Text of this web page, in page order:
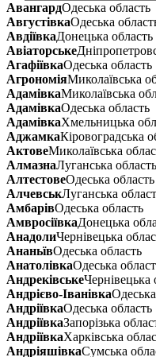
АвангардОдеська область
АвгустівкаОдеська
АвдіївкаДонецька область
Авіаторське
АгафіївкаОдеська область
АгрономіяМиколаївська
АдамівкаМиколаївська
АдамівкаОдеська область
АдамівкаХмельницька
АджамкаКіровоградська
АктовеМиколаївська
АлмазнаЛуганська область
АлтестовеОдеська область
АлчевськЛуганська
АмбарівОдеська область
АмвросіївкаДонецька
АнадолиЧернівецька
АнаньївОдеська область
АнатолівкаОдеська
АндреківськеЧернівецька
Андрієво-Іванівка
АндріївкаОдеська область
АндріївкаЗапорізька
АндріївкаХарківська
АндріяшівкаСумська